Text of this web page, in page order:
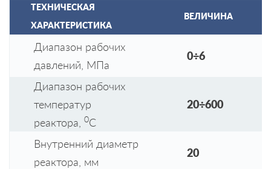
ТЕХНИЧЕСКАЯ
ХАРАКТЕРИСТИКА
ВЕЛИЧИНА
Диапазон рабочих
давлений, МПа
0÷6
Диапазон рабочих
температур
реактора,
0С
20÷600
Внутренний диаметр
реактора, мм
20